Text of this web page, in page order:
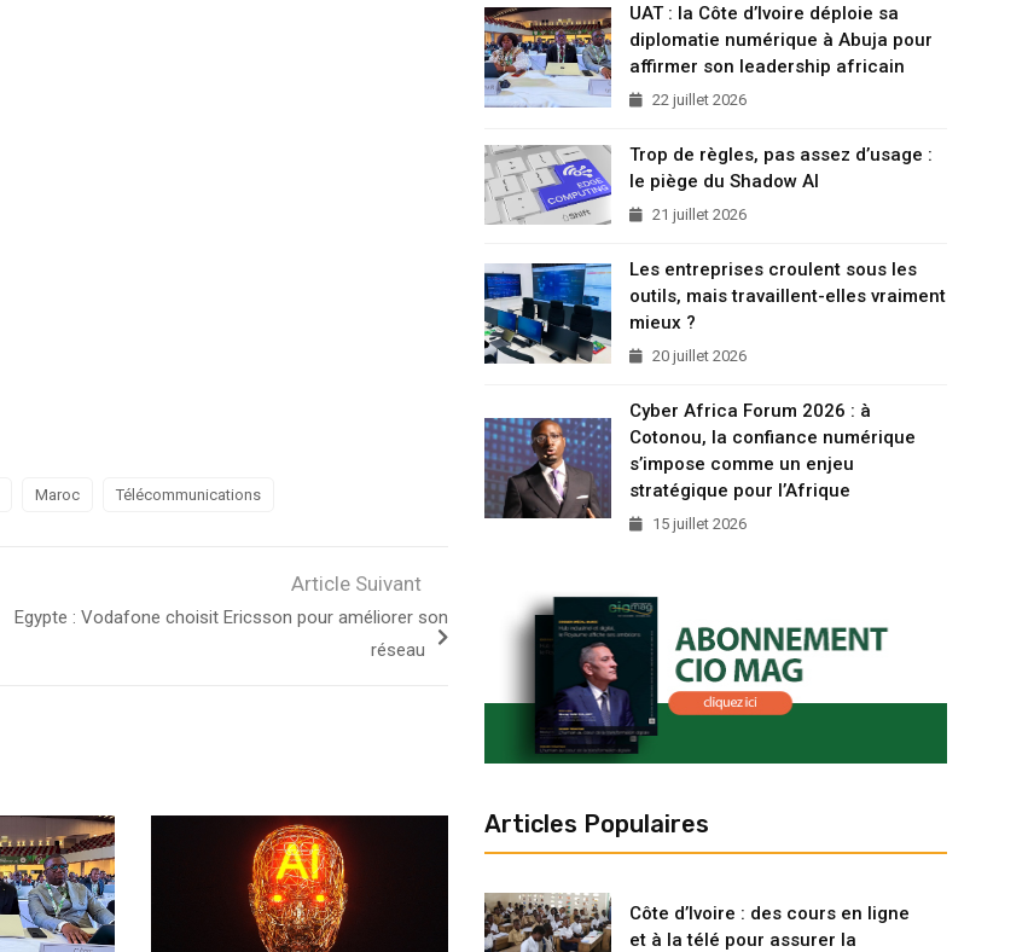
Maroc Télécommunications
Article Suivant
Egypte : Vodafone choisit Ericsson pour améliorer son
réseau
UAT : la Côte d’Ivoire déploie sa
diplomatie numérique à Abuja pour
affirmer son leadership africain
22 juillet 2026
Trop de règles, pas assez d’usage :
le piège du Shadow AI
21 juillet 2026
Les entreprises croulent sous les
outils, mais travaillent-elles vraiment
mieux ?
20 juillet 2026
Cyber Africa Forum 2026 : à
Cotonou, la confiance numérique
s’impose comme un enjeu
stratégique pour l’Afrique
15 juillet 2026
Articles Populaires
Côte d’Ivoire : des cours en ligne
et à la télé pour assurer la